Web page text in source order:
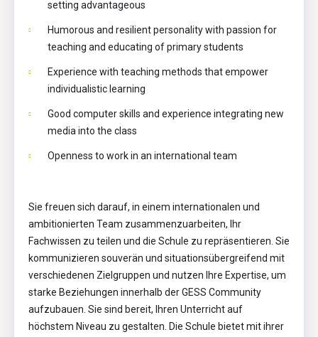
setting advantageous
Humorous and resilient personality with passion for
teaching and educating of primary students
Experience with teaching methods that empower
individualistic learning
Good computer skills and experience integrating new
media into the class
Openness to work in an international team
Sie freuen sich darauf, in einem internationalen und
ambitionierten Team zusammenzuarbeiten, Ihr
Fachwissen zu teilen und die Schule zu repräsentieren. Sie
kommunizieren souverän und situationsübergreifend mit
verschiedenen Zielgruppen und nutzen Ihre Expertise, um
starke Beziehungen innerhalb der GESS Community
aufzubauen. Sie sind bereit, Ihren Unterricht auf
höchstem Niveau zu gestalten. Die Schule bietet mit ihrer